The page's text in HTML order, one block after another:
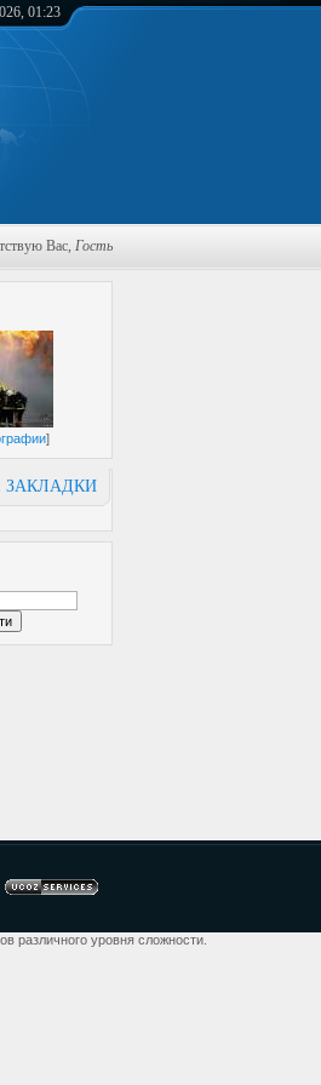
01:23
Вас, Гость
]
различного уровня сложности.